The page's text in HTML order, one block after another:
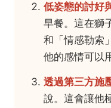
低姿態的討好
早餐。這在獅
和「情感勒索
他的感情可以
透過第三方施
說。這會讓他